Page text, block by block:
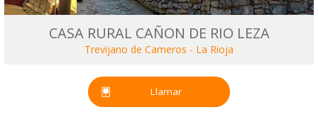
CASA RURAL CAÑON DE RIO LEZA
Trevijano de Cameros - La Rioja
Llamar